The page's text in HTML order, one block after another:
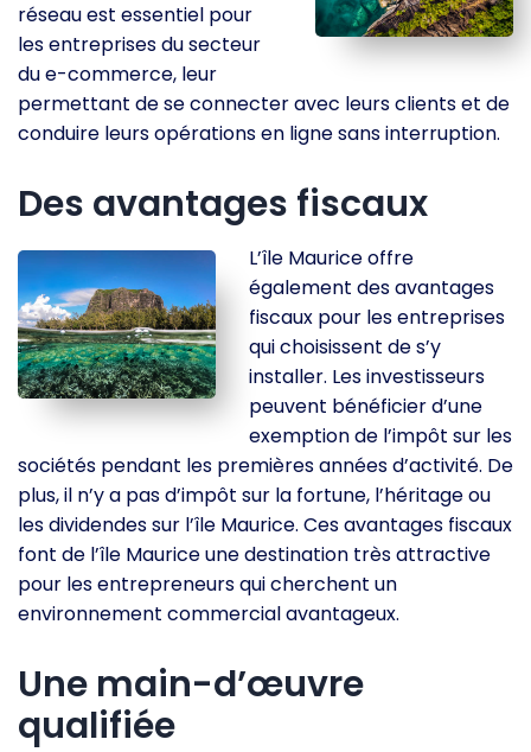
réseau est essentiel pour
les entreprises du secteur
du e-commerce, leur
permettant de se connecter avec leurs clients et de
conduire leurs opérations en ligne sans interruption.
Des avantages fiscaux
L’île Maurice offre
également des avantages
fiscaux pour les entreprises
qui choisissent de s’y
installer. Les investisseurs
peuvent bénéficier d’une
exemption de l’impôt sur les
sociétés pendant les premières années d’activité. De
plus, il n’y a pas d’impôt sur la fortune, l’héritage ou
les dividendes sur l’île Maurice. Ces avantages fiscaux
font de l’île Maurice une destination très attractive
pour les entrepreneurs qui cherchent un
environnement commercial avantageux.
Une main-d’œuvre
qualifiée